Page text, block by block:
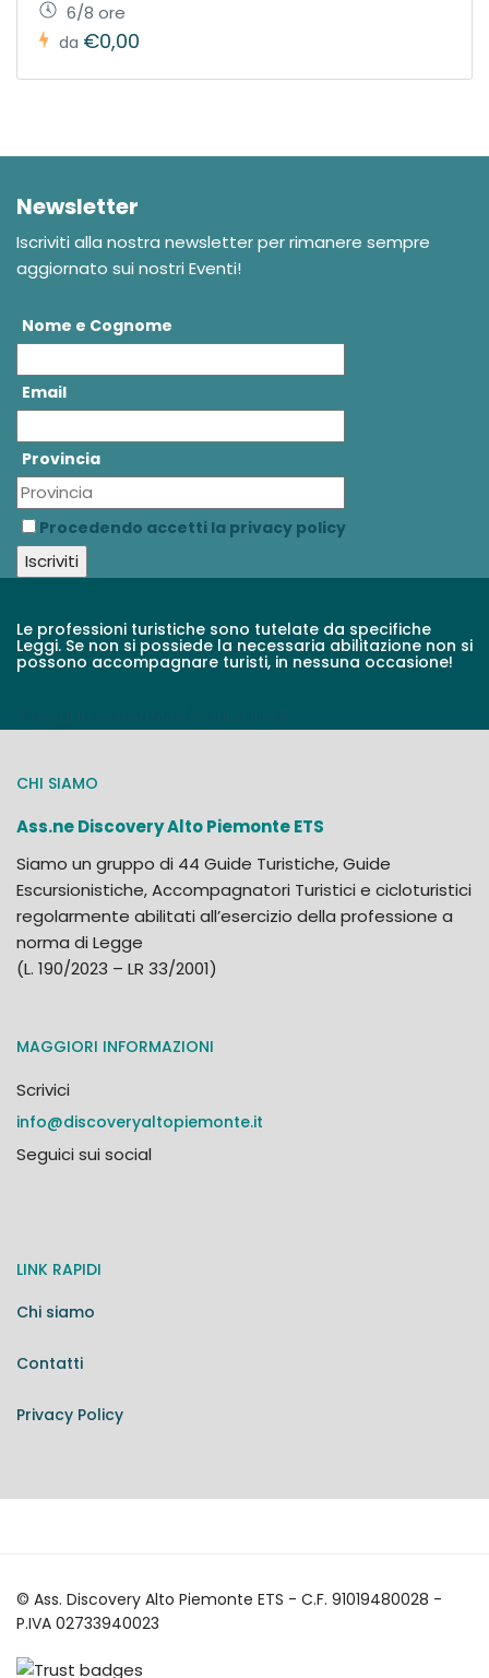
6/8 ore
da €0,00
Newsletter
Iscriviti alla nostra newsletter per rimanere sempre
aggiornato sui nostri Eventi!
Nome e Cognome
Email
Provincia
Procedendo accetti la privacy policy
Le professioni turistiche sono tutelate da specifiche
Leggi. Se non si possiede la necessaria abilitazione non si
possono accompagnare turisti, in nessuna occasione!
CHI SIAMO
Ass.ne Discovery Alto Piemonte ETS
Siamo un gruppo di 44 Guide Turistiche, Guide
Escursionistiche, Accompagnatori Turistici e cicloturistici
regolarmente abilitati all’esercizio della professione a
norma di Legge
(L. 190/2023 – LR 33/2001)
MAGGIORI INFORMAZIONI
Scrivici
info@discoveryaltopiemonte.it
Seguici sui social
LINK RAPIDI
Chi siamo
Contatti
Privacy Policy
© Ass. Discovery Alto Piemonte ETS - C.F. 91019480028 -
P.IVA 02733940023